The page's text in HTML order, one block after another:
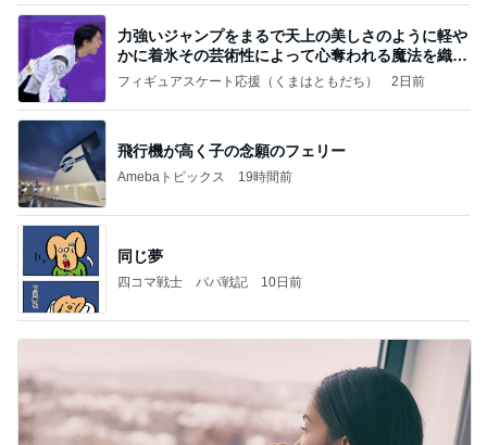
力強いジャンプをまるで天上の美しさのように軽や
かに着氷その芸術性によって心奪われる魔法を織り
なす
フィギュアスケート応援（くまはともだち） 2日前
飛行機が高く子の念願のフェリー
Amebaトピックス 19時間前
同じ夢
四コマ戦士 パパ戦記 10日前